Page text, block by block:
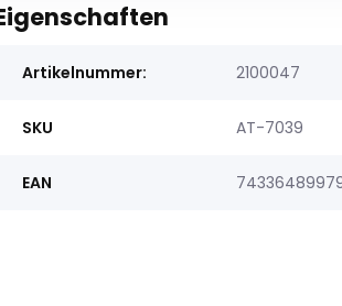
Artikelnummer: 2100047
SKU AT-7039
EAN